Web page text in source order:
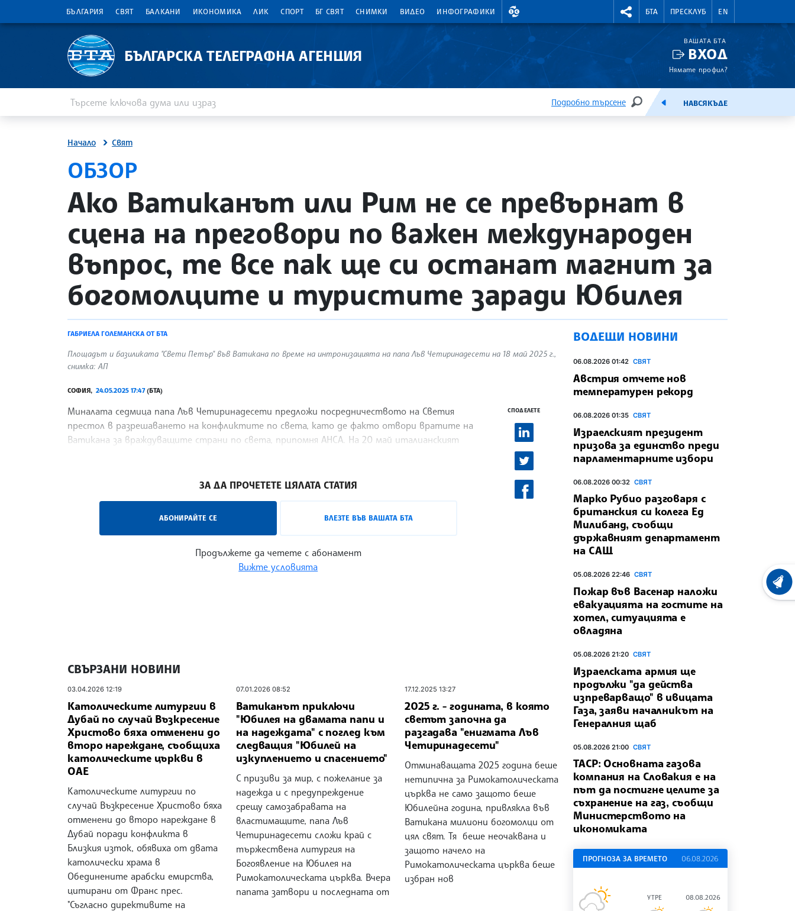
БЪЛГАРИЯ СВЯТ БАЛКАНИ ИКОНОМИКА ЛИК СПОРТ БГ СВЯТ СНИМКИ ВИДЕО ИНФОГРАФИКИ
ВАЛУТНИ КУРСОВЕ RIGHTMENU.SOCIAL
БТА ПРЕСКЛУБ EN
БЪЛГАРСКА ТЕЛЕГРАФНА АГЕНЦИЯ
ВАШАТА БТА
ВХОД
Нямате профил?
Подробно търсене
ТЪРСЕНЕЕМИСИЯНАВСЯКЪДЕ
Начало Свят
ОБЗОР
site.bta
Ако Ватиканът или Рим не се превърнат в
сцена на преговори по важен международен
въпрос, те все пак ще си останат магнит за
богомолците и туристите заради Юбилея
ГАБРИЕЛА ГОЛЕМАНСКА ОТ БТА
Площадът и базиликата "Свети Петър" във Ватикана по време на интронизацията на папа Лъв Четиринадесети на 18 май 2025 г.,
снимка: АП
СОФИЯ, 24.05.2025 17:47(БТА)
Миналата седмица папа Лъв Четиринадесети предложи посредничеството на Светия
престол в разрешаването на конфликтите по света, като де факто отвори вратите на
Ватикана за враждуващите страни по света, припомня АНСА. На 20 май италианският
ЗА ДА ПРОЧЕТЕТЕ ЦЯЛАТА СТАТИЯ
АБОНИРАЙТЕ СЕ ВЛЕЗТЕ ВЪВ ВАШАТА БТА
Продължете да четете с абонамент
Вижте условията
СПОДЕЛЕТЕ
СВЪРЗАНИ НОВИНИ
03.04.2026 12:19
Католическите литургии в
Дубай по случай Възкресение
Христово бяха отменени до
второ нареждане, съобщиха
католическите църкви в
ОАЕ
Католическите литургии по
случай Възкресение Христово бяха
отменени до второ нареждане в
Дубай поради конфликта в
Близкия изток, обявиха от двата
католически храма в
Обединените арабски емирства,
цитирани от Франс прес.
"Съгласно директивите на
07.01.2026 08:52
Ватиканът приключи
"Юбилея на двамата папи и
на надеждата" с поглед към
следващия "Юбилей на
изкуплението и спасението"
С призиви за мир, с пожелание за
надежда и с предупреждение
срещу самозабравата на
властимащите, папа Лъв
Четиринадесети сложи край с
тържествена литургия на
Богоявление на Юбилея на
Римокатолическата църква. Вчера
папата затвори и последната от
17.12.2025 13:27
2025 г. - годината, в която
светът започна да
разгадава "енигмата Лъв
Четиринадесети"
Отминаващата 2025 година беше
нетипична за Римокатолическата
църква не само защото беше
Юбилейна година, привлякла във
Ватикана милиони богомолци от
цял свят. Тя беше неочаквана и
защото начело на
Римокатолическата църква беше
избран нов
ВОДЕЩИ НОВИНИ
06.08.2026 01:42 СВЯТ
Австрия отчете нов
температурен рекорд
06.08.2026 01:35 СВЯТ
Израелският президент
призова за единство преди
парламентарните избори
06.08.2026 00:32 СВЯТ
Марко Рубио разговаря с
британския си колега Ед
Милибанд, съобщи
държавният департамент
на САЩ
05.08.2026 22:46 СВЯТ
Пожар във Васенар наложи
евакуацията на гостите на
хотел, ситуацията е
овладяна
05.08.2026 21:20 СВЯТ
Израелската армия ще
продължи "да действа
изпреварващо" в ивицата
Газа, заяви началникът на
Генералния щаб
05.08.2026 21:00 СВЯТ
ТАСР: Основната газова
компания на Словакия е на
път да постигне целите за
съхранение на газ, съобщи
Министерството на
икономиката
ПРОГНОЗА ЗА ВРЕМЕТО 06.08.2026
УТРЕ 08.08.2026